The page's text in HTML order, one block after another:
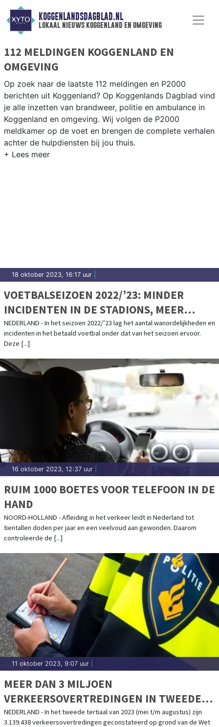
KOGGENLANDSDAGBLAD.NL
lokaal nieuws koggenland en omgeving
112 MELDINGEN KOGGENLAND EN
OMGEVING
Op zoek naar de laatste 112 meldingen en P2000
berichten uit Koggenland? Op Koggenlands Dagblad vind
je alle inzetten van brandweer, politie en ambulance in
Koggenland en omgeving. Wij volgen de P2000
meldkamer op de voet en brengen de complete verhalen
achter de hulpdiensten bij jou thuis.
18 oktober 2023, 16:17 uur
VOETBALSEIZOEN 2022/’23: MINDER
INCIDENTEN IN DE STADIONS, MEER
ZAKEN VOOR DE RECHTER GEBRACHT
NEDERLAND - In het seizoen 2022/’23 lag het aantal wanordelijkheden en
incidenten in het betaald voetbal onder dat van het seizoen ervoor.
Deze [...]
16 oktober 2023, 12:37 uur
RUIM 1000 BOETES VOOR TELEFOON IN DE
HAND
NOORD-HOLLAND - Afleiding in het verkeer leidt in Nederland tot
tientallen doden per jaar en een veelvoud aan gewonden. Daarom
controleerde de [...]
11 oktober 2023, 9:07 uur
MEER DAN 3 MILJOEN
VERKEERSOVERTREDINGEN IN TWEEDE
TERTIAAL 2023
NEDERLAND - In het tweede tertiaal van 2023 (mei t/m augustus) zijn
3.139.438 verkeersovertredingen geconstateerd op grond van de Wet